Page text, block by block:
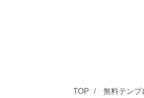
TOP 無料テンプ